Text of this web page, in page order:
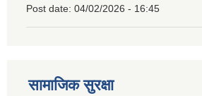
Post date: 04/02/2026 - 16:45
सामाजिक सुरक्षा